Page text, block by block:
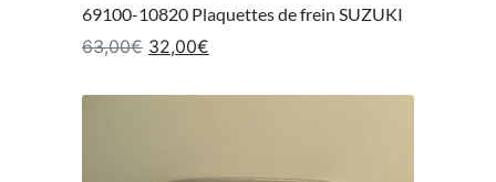
69100-10820 Plaquettes de frein SUZUKI
63,00€ Le prix initial était : 63,00€.
32,00€